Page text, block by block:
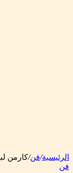
الرئيسية/فن/كارمن
فن